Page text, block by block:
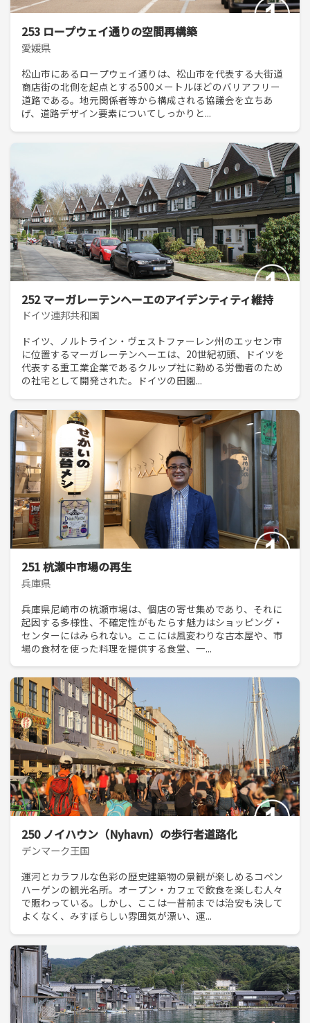
253 ロープウェイ通りの空間再構築
愛媛県
松山市にあるロープウェイ通りは、松山市を代表する大街道
商店街の北側を起点とする500メートルほどのバリアフリー
道路である。地元関係者等から構成される協議会を立ちあ
げ、道路デザイン要素についてしっかりと...
252 マーガレーテンヘーエのアイデンティティ維持
ドイツ連邦共和国
ドイツ、ノルトライン・ヴェストファーレン州のエッセン市
に位置するマーガレーテンヘーエは、20世紀初頭、ドイツを
代表する重工業企業であるクルップ社に勤める労働者のため
の社宅として開発された。ドイツの田園...
251 杭瀬中市場の再生
兵庫県
兵庫県尼崎市の杭瀬市場は、個店の寄せ集めであり、それに
起因する多様性、不確定性がもたらす魅力はショッピング・
センターにはみられない。ここには風変わりな古本屋や、市
場の食材を使った料理を提供する食堂、一...
250 ノイハウン（Nyhavn）の歩行者道路化
デンマーク王国
運河とカラフルな色彩の歴史建築物の景観が楽しめるコペン
ハーゲンの観光名所。オープン・カフェで飲食を楽しむ人々
で賑わっている。しかし、ここは一昔前までは治安も決して
よくなく、みすぼらしい雰囲気が漂い、運...